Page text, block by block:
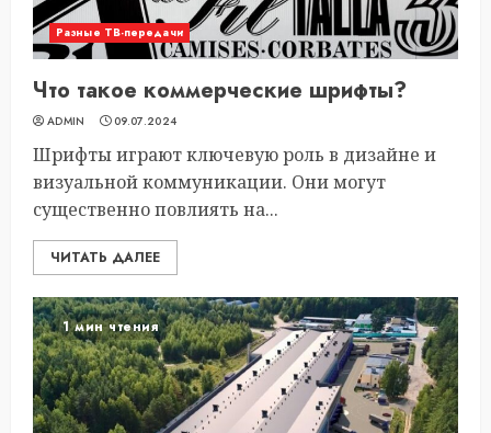
Разные ТВ-передачи
Что такое коммерческие шрифты?
ADMIN 09.07.2024
Шрифты играют ключевую роль в дизайне и
визуальной коммуникации. Они могут
существенно повлиять на...
ЧИТАТЬ ДАЛЕЕ
1 мин чтения